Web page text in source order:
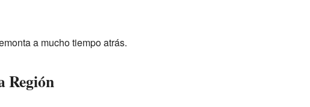
a mucho tiempo atrás.
Región